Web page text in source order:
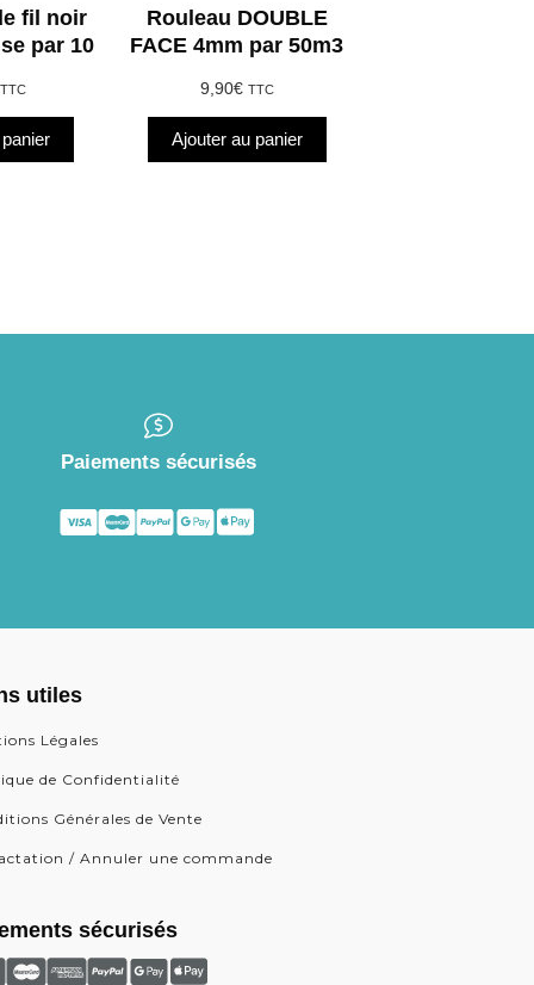
fil noir
par 10
TTC
Rouleau DOUBLE
FACE 4mm par 50m3
9,90€ TTC
Ajouter au panier
Paiements sécurisés
utiles
Légales
de Confidentialité
Générales de Vente
/ Annuler une commande
sécurisés